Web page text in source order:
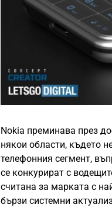
Nokia преминава през
някои области, където
телефонния сегмент,
се конкурират с
считана за марката с
бързи системни